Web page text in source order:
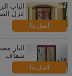
عزل
اتصل بنا
النار
شفاف
اتصل بنا